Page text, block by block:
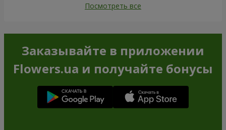
Посмотреть все
Заказывайте в приложении
Flowers.ua и получайте бонусы